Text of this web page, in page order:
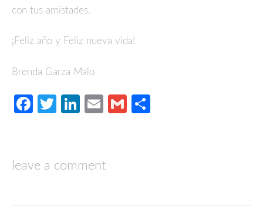
con tus amistades.
¡Feliz año y Feliz nueva vida!
Brenda Garza Malo
Facebook
TwitterLinkedIn
EmailGmail
leave a comment